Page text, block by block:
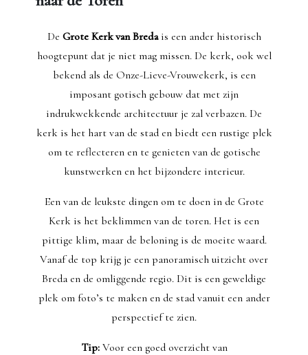
De Grote Kerk van Bredais een ander historisch
hoogtepunt dat je niet mag missen. De kerk, ook wel
bekend als de Onze-Lieve-Vrouwekerk, is een
imposant gotisch gebouw dat met zijn
indrukwekkende architectuur je zal verbazen. De
kerk is het hart van de stad en biedt een rustige plek
om te reflecteren en te genieten van de gotische
kunstwerken en het bijzondere interieur.
Een van de leukste dingen om te doen in de Grote
Kerk is het beklimmen van de toren. Het is een
pittige klim, maar de beloning is de moeite waard.
Vanaf de top krijg je een panoramisch uitzicht over
Breda en de omliggende regio. Dit is een geweldige
plek om foto’s te maken en de stad vanuit een ander
perspectief te zien.
Tip:Voor een goed overzicht van